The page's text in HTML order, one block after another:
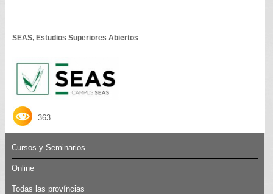
SEAS, Estudios Superiores Abiertos
363
Cursos y Seminarios
Online
Todas las províncias